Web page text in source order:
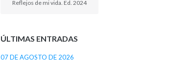
Reflejos de mi vida. Ed. 2024
ÚLTIMAS ENTRADAS
07 DE AGOSTO DE 2026